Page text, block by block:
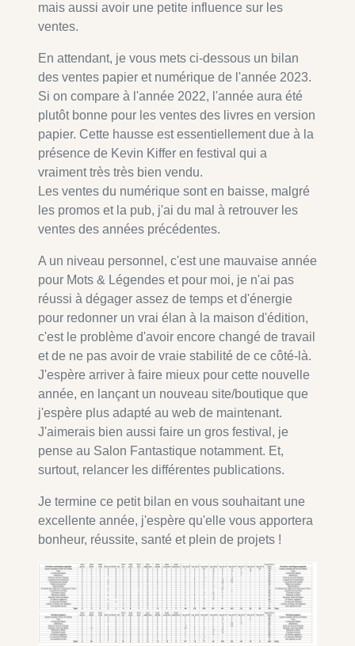
mais aussi avoir une petite influence sur les
ventes.
En attendant, je vous mets ci-dessous un bilan
des ventes papier et numérique de l'année 2023.
Si on compare à l'année 2022, l'année aura été
plutôt bonne pour les ventes des livres en version
papier. Cette hausse est essentiellement due à la
présence de Kevin Kiffer en festival qui a
vraiment très très bien vendu.
Les ventes du numérique sont en baisse, malgré
les promos et la pub, j'ai du mal à retrouver les
ventes des années précédentes.
A un niveau personnel, c'est une mauvaise année
pour Mots & Légendes et pour moi, je n'ai pas
réussi à dégager assez de temps et d'énergie
pour redonner un vrai élan à la maison d'édition,
c'est le problème d'avoir encore changé de travail
et de ne pas avoir de vraie stabilité de ce côté-là.
J'espère arriver à faire mieux pour cette nouvelle
année, en lançant un nouveau site/boutique que
j'espère plus adapté au web de maintenant.
J'aimerais bien aussi faire un gros festival, je
pense au Salon Fantastique notamment. Et,
surtout, relancer les différentes publications.
Je termine ce petit bilan en vous souhaitant une
excellente année, j'espère qu'elle vous apportera
bonheur, réussite, santé et plein de projets !